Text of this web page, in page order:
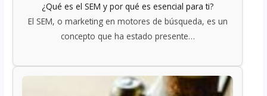
¿Qué es el SEM y por qué es esencial para ti?
El SEM, o marketing en motores de búsqueda, es un
concepto que ha estado presente…